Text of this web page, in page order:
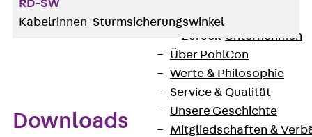
Unternehmen
Zurück Unternehmen
Über PohlCon
Werte & Philosophie
Service & Qualität
Unsere Geschichte
Mitgliedschaften &
RD-SW
Kabelrinnen-Sturmsicherungswinkel
Downloads